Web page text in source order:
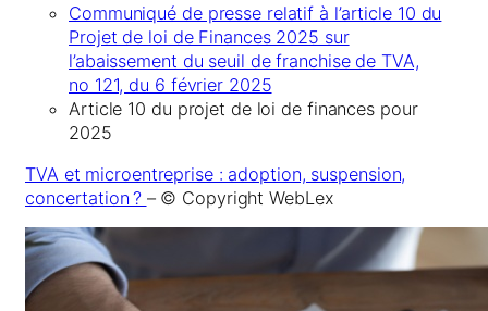
Communiqué de presse relatif à l’article 10 du
Projet de loi de Finances 2025 sur
l’abaissement du seuil de franchise de TVA,
no 121, du 6 février 2025
Article 10 du projet de loi de finances pour
2025
TVA et microentreprise : adoption, suspension,
concertation ? – © Copyright WebLex